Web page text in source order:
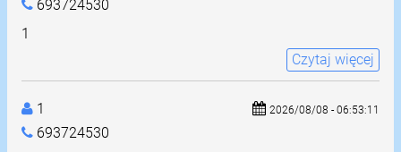
693724530
1
Czytaj więcej
1
693724530
2026/08/08 - 06:53:11